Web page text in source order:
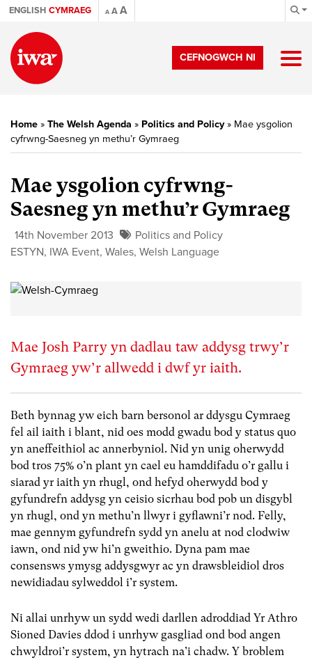
ENGLISH CYMRAEG A AA
CEFNOGWCH NI
Home » The Welsh Agenda » Politics and Policy» Mae ysgolion
cyfrwng-Saesneg yn methu’r Gymraeg
Mae ysgolion cyfrwng-
Saesneg yn methu’r Gymraeg
14th November 2013
Politics and Policy
ESTYN, IWA Event, Wales, Welsh Language
Mae Josh Parry yn dadlau taw addysg trwy’r
Gymraeg yw’r allwedd i dwf yr iaith.
Beth bynnag yw eich barn bersonol ar ddysgu Cymraeg
fel ail iaith i blant, nid oes modd gwadu bod y status quo
yn aneffeithiol ac annerbyniol. Nid yn unig oherwydd
bod tros 75% o’n plant yn cael eu hamddifadu o’r gallu i
siarad yr iaith yn rhugl, ond hefyd oherwydd bod y
gyfundrefn addysg yn ceisio sicrhau bod pob un disgybl
yn rhugl, ond yn methu’n llwyr i gyflawni’r nod. Felly,
mae gennym gyfundrefn sydd yn anelu at nod clodwiw
iawn, ond nid yw hi’n gweithio. Dyna pam mae
consensws ymysg addysgwyr ac yn drawsbleidiol dros
newidiadau sylweddol i’r system.
Ni allai unrhyw un sydd wedi darllen adroddiad Yr Athro
Sioned Davies ddod i unrhyw gasgliad ond bod angen
chwyldroi’r system, yn hytrach na’i chadw. Y broblem